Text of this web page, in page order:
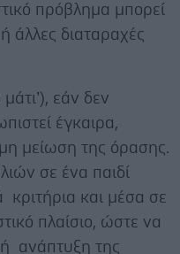
πρόβλημα μπορεί
άλλες διαταραχές
εάν δεν
έγκαιρα,
μείωση της όρασης.
σε ένα παιδί
κριτήρια και μέσα σε
πλαίσιο, ώστε να
ανάπτυξη της